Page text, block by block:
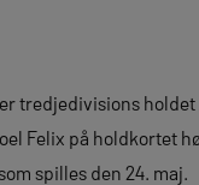
tredjedivisions
Felix på holdkortet
spilles den 24. maj.